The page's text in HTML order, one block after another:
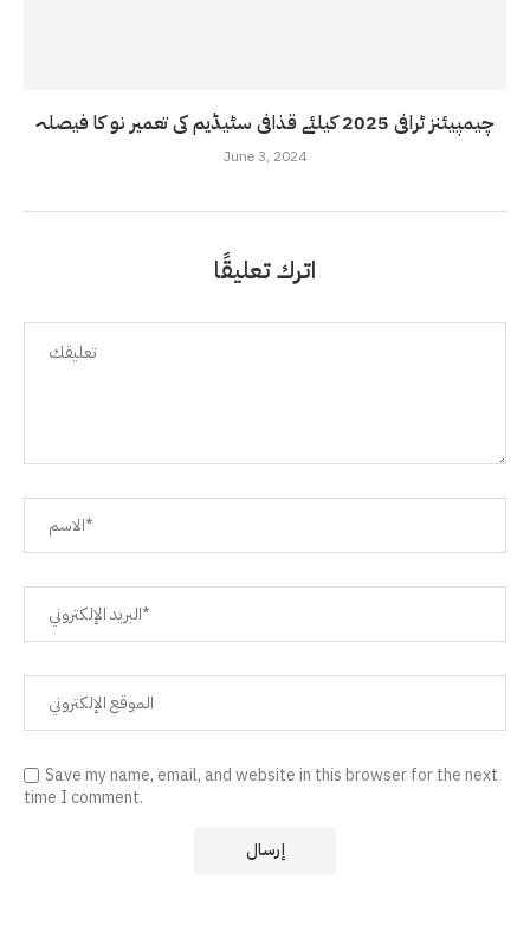
چیمپیئنز ٹرافی 2025 کیلئے قذافی سٹیڈیم کی تعمیر نو کا فیصلہ
June 3, 2024
اترك تعليقًا
Save my name, email, and website in this browser for the next
time I comment.